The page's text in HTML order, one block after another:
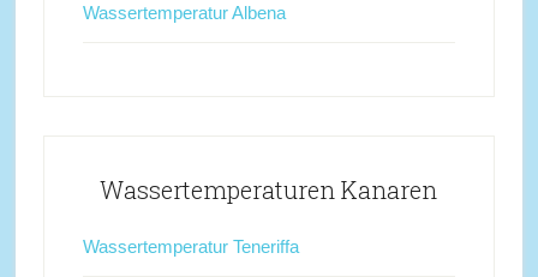
Wassertemperatur Albena
Wassertemperaturen Kanaren
Wassertemperatur Teneriffa